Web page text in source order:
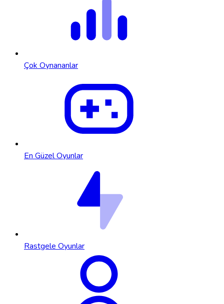
Çok Oynananlar
En Güzel Oyunlar
Rastgele Oyunlar